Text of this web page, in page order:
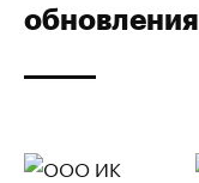
обновления